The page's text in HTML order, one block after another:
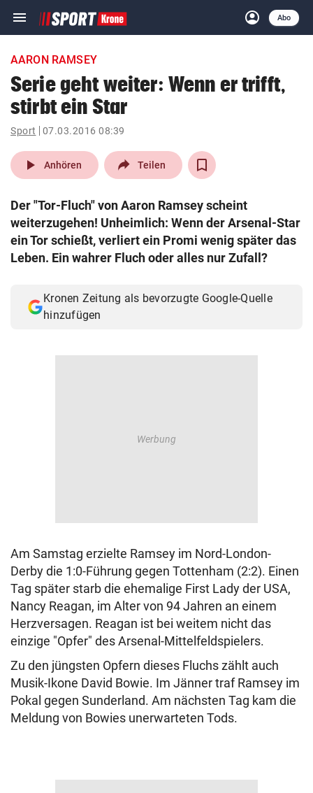
menu Navigation
ein-/ausklappen
account_circle
Anmelden
Abo
close Schließen
account_circle Anmelden
pin_drop
Wien arrow_right
search
Suchbegriff
eingeben
AARON RAMSEY
Serie geht weiter: Wenn er trifft,
stirbt ein Star
Sport 07.03.2016 08:39
play_arrow Anhören Teilen
Der "Tor-Fluch" von Aaron Ramsey scheint
weiterzugehen! Unheimlich: Wenn der Arsenal-Star
ein Tor schießt, verliert ein Promi wenig später das
Leben. Ein wahrer Fluch oder alles nur Zufall?
Kronen Zeitung als bevorzugte Google-Quelle
hinzufügen
Am Samstag erzielte Ramsey im Nord-London-
Derby die 1:0-Führung gegen Tottenham (2:2). Einen
Tag später starb die ehemalige First Lady der USA,
Nancy Reagan, im Alter von 94 Jahren an einem
Herzversagen. Reagan ist bei weitem nicht das
einzige "Opfer" des Arsenal-Mittelfeldspielers.
Zu den jüngsten Opfern dieses Fluchs zählt auch
Musik-Ikone David Bowie. Im Jänner traf Ramsey im
Pokal gegen Sunderland. Am nächsten Tag kam die
Meldung von Bowies unerwarteten Tods.